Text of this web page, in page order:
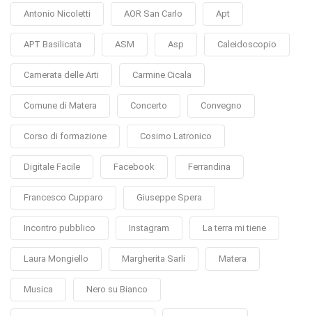
Antonio Nicoletti AOR San Carlo Apt
APT Basilicata ASM Asp Caleidoscopio
Camerata delle Arti Carmine Cicala
Comune di Matera Concerto Convegno
Corso di formazione Cosimo Latronico
Digitale Facile Facebook Ferrandina
Francesco Cupparo Giuseppe Spera
Incontro pubblico Instagram La terra mi tiene
Laura Mongiello Margherita Sarli Matera
Musica Nero su Bianco